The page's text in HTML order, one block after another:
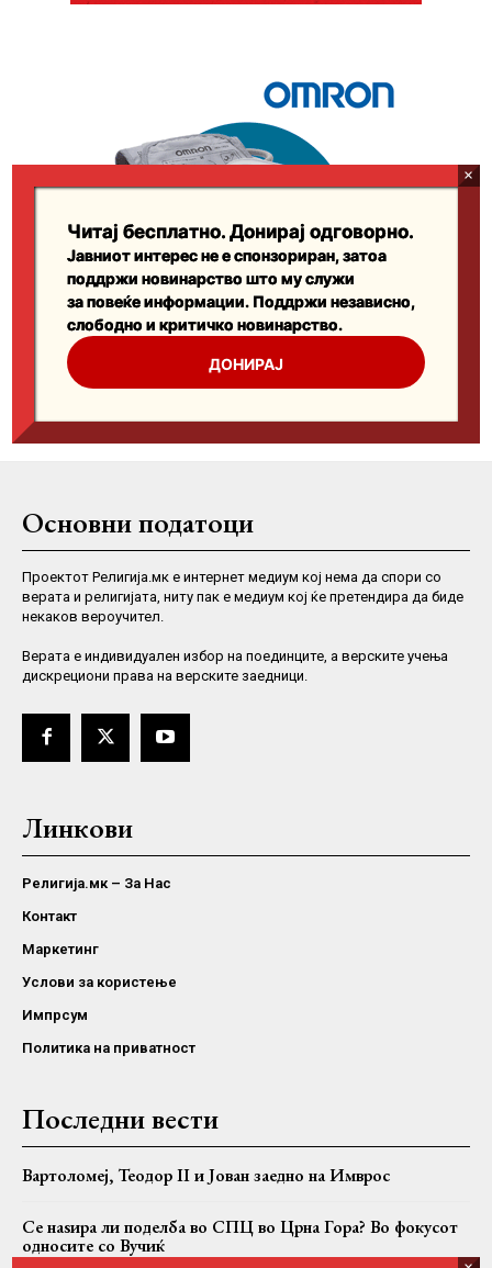
Основни податоци
Проектот Религија.мк е интернет медиум кој нема да спори со
верата и религијата, ниту пак е медиум кој ќе претендира да биде
некаков вероучител.
Верaта е индивидуален избор на поединците, а верските учења
дискрециони права на верските заедници.
Линкови
Религија.мк – За Нас
Контакт
Маркетинг
Услови за користење
Импрсум
Политика на приватност
Последни вести
Вартоломеј, Теодор II и Јован заедно на Имврос
Се наѕира ли поделба во СПЦ во Црна Гора? Во фокусот
односите со Вучиќ